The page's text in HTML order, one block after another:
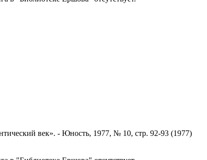
век». - Юность, 1977, № 10, стр. 92-93 (1977)